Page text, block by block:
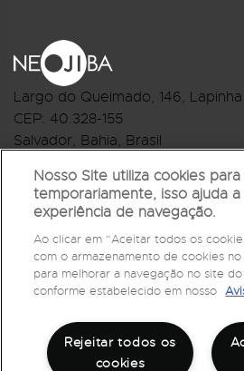
Largo do Queimado, 146, Lapinha
CEP: 40.328-155
Salvador, Bahia, Brasil
R.Monte Castelo Nº 62, Bairro
CEP: 40.301-210
Salvador, Bahia, Brasil
Telefone:(71) 3032-1073
Nosso Site utiliza cookies
temporariamente, isso ajuda
experiência de navegação.
Ao clicar em “Aceitar todos os
com o armazenamento de cookies
para melhorar a navegação no site
conforme estabelecido em nosso
Rejeitar todos os
cookies